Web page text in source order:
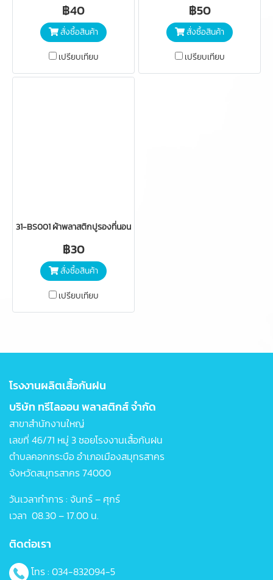
฿40
สั่งซื้อสินค้า
เปรียบเทียบ
฿50
สั่งซื้อสินค้า
เปรียบเทียบ
31-BS001 ผ้าพลาสติกปูรองที่นอนเด็ก (ธรรมดาเล็ก) ตรา Rainny, Gidny
฿30
สั่งซื้อสินค้า
เปรียบเทียบ
โรงงานผลิตเสื้อกันฝน
บริษัท ทรีไลออน พลาสติกส์ จำกัด
สาขาสำนักงานใหญ่
เลขที่ 46/71 หมู่ 3 ซอยโรงงานเสื้อกันฝน
ตำบลคอกกระบือ อำเภอเมืองสมุทรสาคร
จังหวัดสมุทรสาคร 74000
วันเวลาทำการ : จันทร์ – ศุกร์
เวลา 08.30 – 17.00 น.
ติดต่อเรา
โทร : 034-832094-5